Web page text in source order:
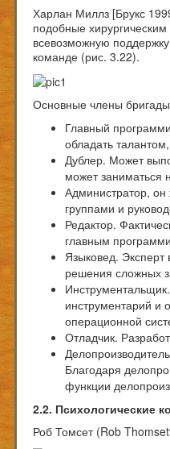
Харлан Миллз [Брукс
подобные
всевозможную
команде (рис. 3.22).
Основные члены
Главный
обладать
Дублер. Может
может заниматься
Администратор,
группами и
Редактор.
главным
Языковед.
решения сложных
инструментарий и
операционной
Отладчик.
Благодаря
функции
2.2. Психологические
Роб Томсет (Rob